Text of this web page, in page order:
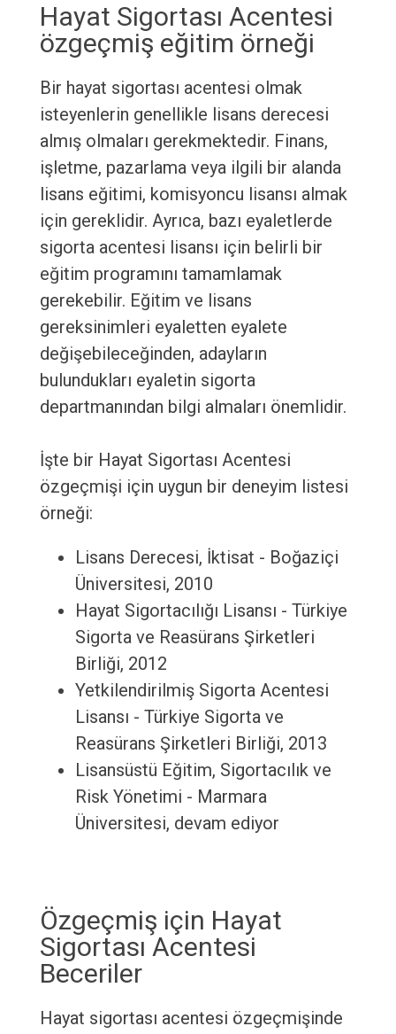
Hayat Sigortası Acentesi
özgeçmiş eğitim örneği
Bir hayat sigortası acentesi olmak
isteyenlerin genellikle lisans derecesi
almış olmaları gerekmektedir. Finans,
işletme, pazarlama veya ilgili bir alanda
lisans eğitimi, komisyoncu lisansı almak
için gereklidir. Ayrıca, bazı eyaletlerde
sigorta acentesi lisansı için belirli bir
eğitim programını tamamlamak
gerekebilir. Eğitim ve lisans
gereksinimleri eyaletten eyalete
değişebileceğinden, adayların
bulundukları eyaletin sigorta
departmanından bilgi almaları önemlidir.
İşte bir Hayat Sigortası Acentesi
özgeçmişi için uygun bir deneyim listesi
örneği:
Lisans Derecesi, İktisat - Boğaziçi
Üniversitesi, 2010
Hayat Sigortacılığı Lisansı - Türkiye
Sigorta ve Reasürans Şirketleri
Birliği, 2012
Yetkilendirilmiş Sigorta Acentesi
Lisansı - Türkiye Sigorta ve
Reasürans Şirketleri Birliği, 2013
Lisansüstü Eğitim, Sigortacılık ve
Risk Yönetimi - Marmara
Üniversitesi, devam ediyor
Özgeçmiş için Hayat
Sigortası Acentesi
Beceriler
Hayat sigortası acentesi özgeçmişinde